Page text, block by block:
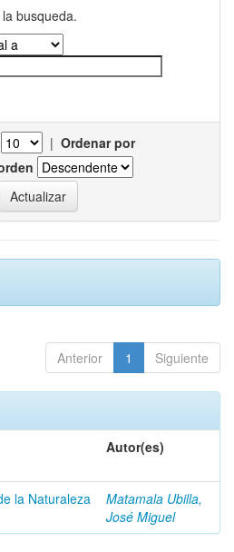
busqueda.
| Ordenar por
Anterior 1 Siguiente
Autor(es)
la Naturaleza
Matamala Ubilla,
José Miguel